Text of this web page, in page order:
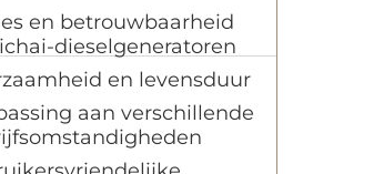
en betrouwbaarheid
dieselgeneratoren
en levensduur
aan verschillende